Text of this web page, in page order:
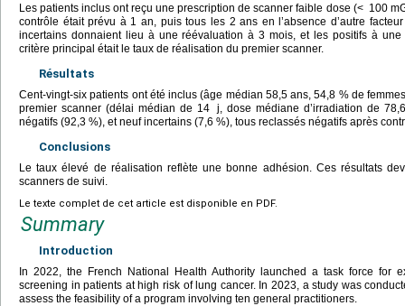
Les patients inclus ont reçu une prescription de scanner faible dose (< 100
contrôle était prévu à 1 an, puis tous les 2 ans en l’absence d’autre
incertains donnaient lieu à une réévaluation à 3 mois, et les positifs à
critère principal était le taux de réalisation du premier scanner.
Résultats
Cent-vingt-six patients ont été inclus (âge médian 58,5 ans, 54,8 % de
premier scanner (délai médian de 14 j, dose médiane d’irradiation de
négatifs (92,3 %), et neuf incertains (7,6 %), tous reclassés négatifs après
Conclusions
Le taux élevé de réalisation reflète une bonne adhésion. Ces résultats
scanners de suivi.
Le texte complet de cet article est disponible en PDF.
Summary
Introduction
In 2022, the French National Health Authority launched a task force for
screening in patients at high risk of lung cancer. In 2023, a study was
assess the feasibility of a program involving ten general practitioners.